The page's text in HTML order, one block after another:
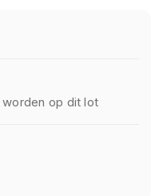
op dit lot